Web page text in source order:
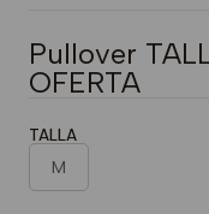
Pullover
OFERTA
TALLA
M